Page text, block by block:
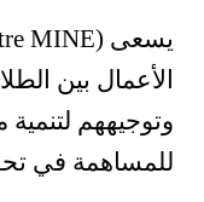
الأعمال بين
وتوجيههم
للمساهمة في